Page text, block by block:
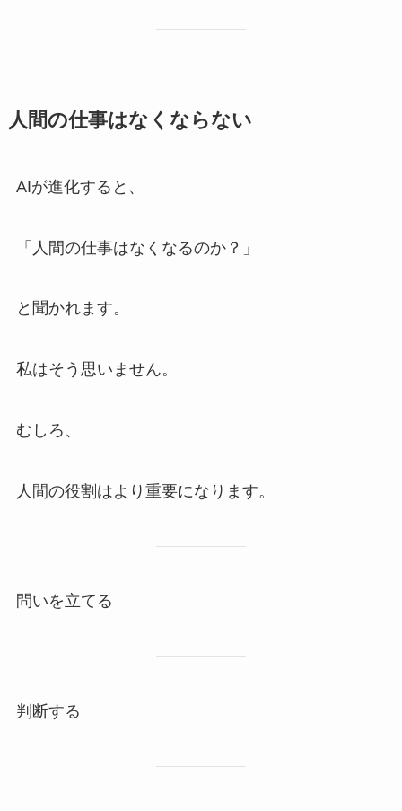
人間の仕事はなくならない
AIが進化すると、
「人間の仕事はなくなるのか？」
と聞かれます。
私はそう思いません。
むしろ、
人間の役割はより重要になります。
問いを立てる
判断する